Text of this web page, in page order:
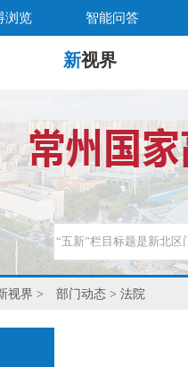
浏览 智能问答
新视界
视界 > 部门动态 > 法院